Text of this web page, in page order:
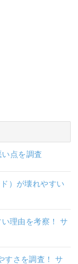
点を調査
）が壊れやすい
理由を考察！ サ
すさを調査！ サ